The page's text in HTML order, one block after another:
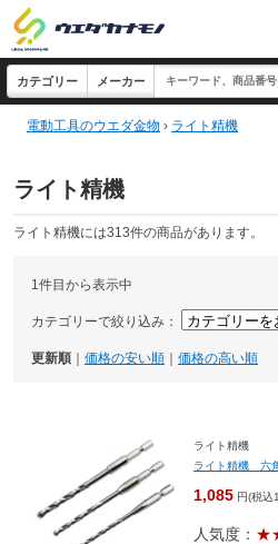
電動工具のウエダ金物 › ライト精機
ライト精機
ライト精機には313件の商品があります。
1件目から表示中
カテゴリーで絞り込み：
更新順 価格の安い順 価格の高い順
ライト精機
ライト精機 六
1,085 円(税込
人気度：